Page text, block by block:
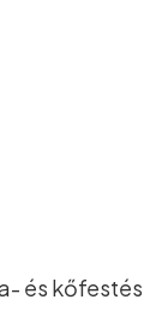
és kőfestés